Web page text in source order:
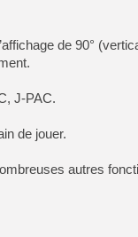
[GK] Agenda - GeForce
[GK] Devolver Digital en a
[LS] [PS5] ps5-y2jb-
[GK] Pourquoi Marvel
[GK] Test : Restory : Chill
[GK] GTA 6 : Rockstar
[GK] Hot Wheels Infinite
[GK] Mémoire cash -
[GK] Résultats Nintendo :
[GK] Déjà des
[Mo5] Brickboy cherche à
[GK] Minecraft et ses «
de 90°
J-PAC.
de jouer.
autres